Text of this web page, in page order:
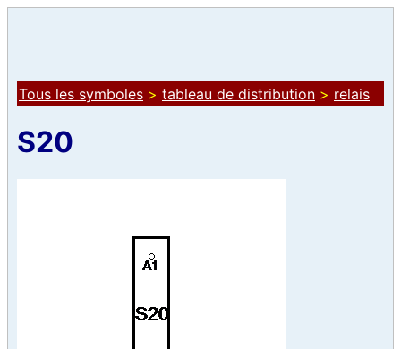
Tous les symboles > tableau de distribution > relais
S20